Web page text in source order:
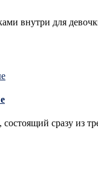
внутри для
сразу из